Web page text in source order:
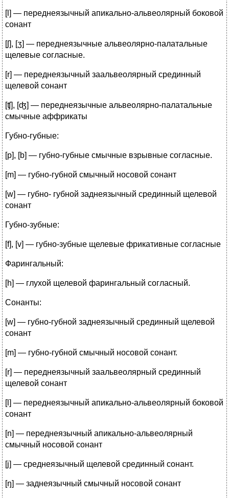
[l] — переднеязычный апикально-альвеолярный боковой
сонант
[ʃ], [ʒ] — переднеязычные альвеолярно-палатальные
щелевые согласные.
[r] — переднеязычный заальвеолярный срединный
щелевой сонант
[ʧ], [ʤ] — переднеязычные альвеолярно-палатальные
смычные аффрикаты
Губно-губные:
[p], [b] — губно-губные смычные взрывные согласные.
[m] — губно-губной смычный носовой сонант
[w] — губно- губной заднеязычный срединный щелевой
сонант
Губно-зубные:
[f], [v] — губно-зубные щелевые фрикативные согласные
Фарингальный:
[h] — глухой щелевой фарингальный согласный.
Сонанты:
[w] — губно-губной заднеязычный срединный щелевой
сонант
[m] — губно-губной смычный носовой сонант.
[r] — переднеязычный заальвеолярный срединный
щелевой сонант
[l] — переднеязычный апикально-альвеолярный боковой
сонант
[n] — переднеязычный апикально-альвеолярный
смычный носовой сонант
[j] — среднеязычный щелевой срединный сонант.
[ŋ] — заднеязычный смычный носовой сонант